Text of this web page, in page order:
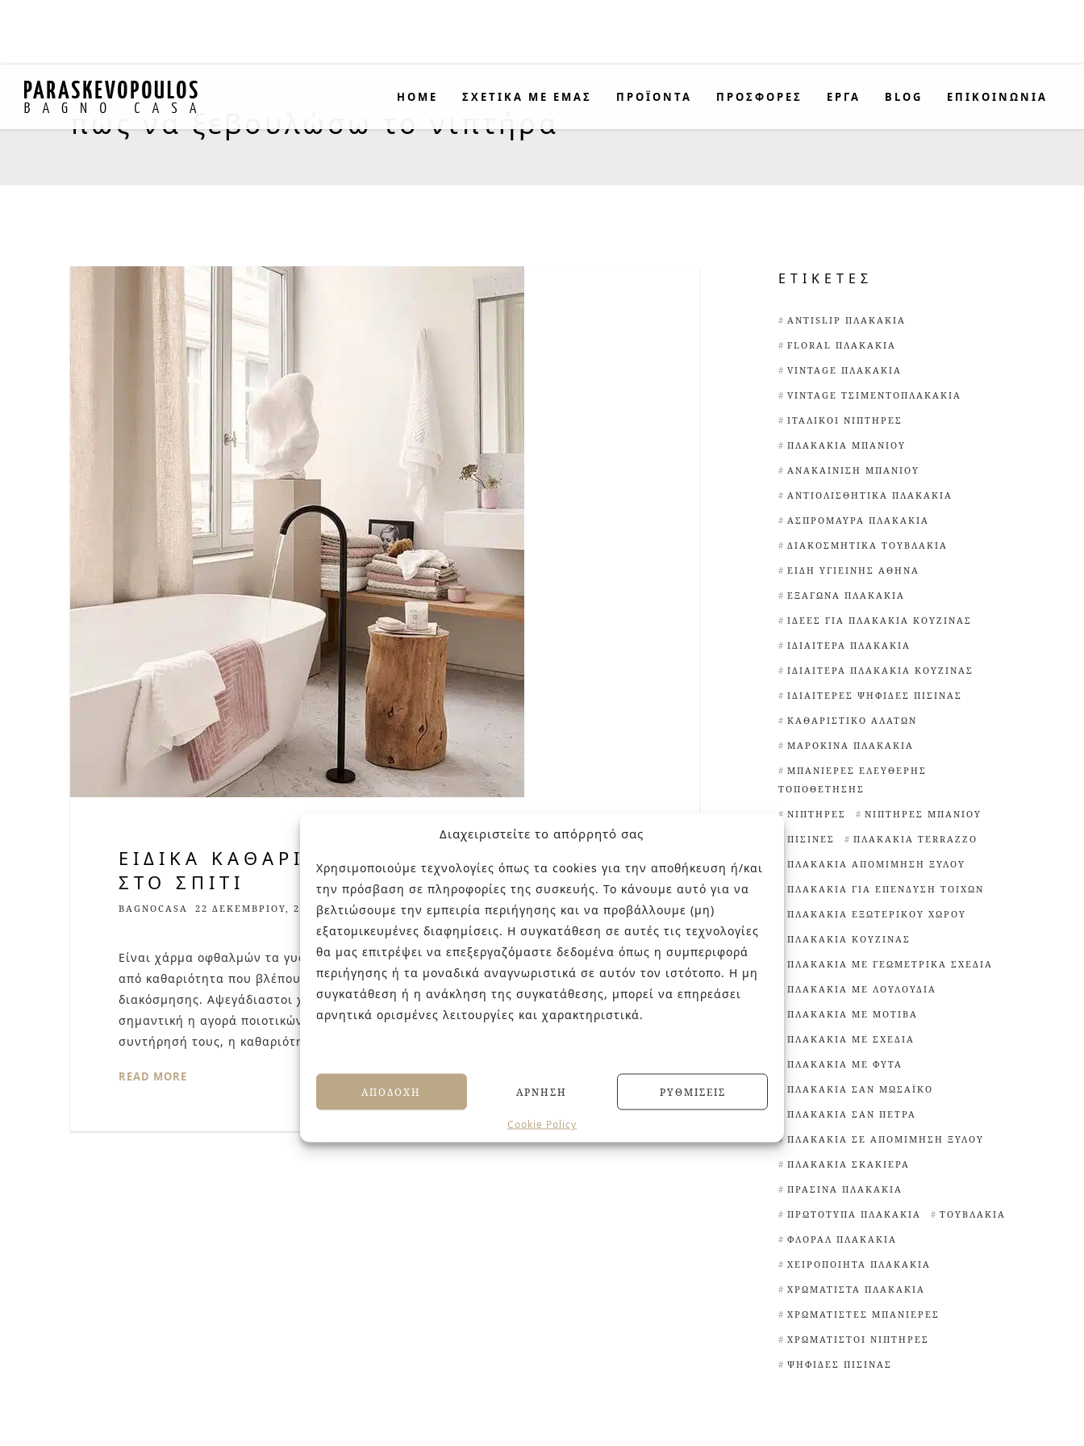
Διαχειριστείτε το απόρρητό σας
Χρησιμοποιούμε τεχνολογίες όπως τα cookies για την αποθήκευση ή/και
την πρόσβαση σε πληροφορίες της συσκευής. Το κάνουμε αυτό για να
βελτιώσουμε την εμπειρία περιήγησης και να προβάλλουμε (μη)
εξατομικευμένες διαφημίσεις. Η συγκατάθεση σε αυτές τις τεχνολογίες
θα μας επιτρέψει να επεξεργαζόμαστε δεδομένα όπως η συμπεριφορά
περιήγησης ή τα μοναδικά αναγνωριστικά σε αυτόν τον ιστότοπο. Η μη
συγκατάθεση ή η ανάκληση της συγκατάθεσης, μπορεί να επηρεάσει
αρνητικά ορισμένες λειτουργίες και χαρακτηριστικά.
ΑΠΟΔΟΧΉ ΆΡΝΗΣΗ ΡΥΘΜΊΣΕΙΣ
Cookie Policy
HOME ΣΧΕΤΙΚΑ ΜΕ ΕΜΑΣ ΠΡΟΪΟΝΤΑ ΠΡΟΣΦΟΡΈΣ ΕΡΓΑ BLOG ΕΠΙΚΟΙΝΩΝΊΑ
πώς να ξεβουλώσω το νιπτήρα
ΕΙΔΙΚΆ ΚΑΘΑΡΙΣΤΙΚΆ ΠΟΥ ΣΏΖΟΥΝ “ΖΩΈΣ”
ΣΤΟ ΣΠΊΤΙ
BAGNOCASA 22 ΔΕΚΕΜΒΡΊΟΥ, 2017 0
Είναι χάρμα οφθαλμών τα γυαλιστερά είδη υγιεινής και τα πλακάκια που λάμπουν
από καθαριότητα που βλέπουμε σε πολυτελή ξενοδοχεία ή σε περιοδικά
διακόσμησης. Αψεγάδιαστοι χώροι που εκπέμπουν φρεσκάδα. Δεν είναι όμως μονάχα
σημαντική η αγορά ποιοτικών προϊόντων γι΄αυτό το αποτέλεσμα αλλά και η
συντήρησή τους, η καθαριότητά τους με τα σωστά υλικά. Και επειδή, όπως…
READ MORE
ΕΤΙΚΈΤΕΣ
ANTISLIP ΠΛΑΚΆΚΙΑ
FLORAL ΠΛΑΚΆΚΙΑ
VINTAGE ΠΛΑΚΆΚΙΑ
VINTAGE ΤΣΙΜΕΝΤΟΠΛΑΚΆΚΙΑ
ΙΤΑΛΙΚΟΊ ΝΙΠΤΉΡΕΣ
ΠΛΑΚΆΚΙΑ ΜΠΆΝΙΟΥ
ΑΝΑΚΑΊΝΙΣΗ ΜΠΆΝΙΟΥ
ΑΝΤΙΟΛΙΣΘΗΤΙΚΆ ΠΛΑΚΆΚΙΑ
ΑΣΠΡΌΜΑΥΡΑ ΠΛΑΚΆΚΙΑ
ΔΙΑΚΟΣΜΗΤΙΚΆ ΤΟΥΒΛΆΚΙΑ
ΕΊΔΗ ΥΓΙΕΙΝΉΣ ΑΘΉΝΑ
ΕΞΆΓΩΝΑ ΠΛΑΚΆΚΙΑ
ΙΔΈΕΣ ΓΙΑ ΠΛΑΚΆΚΙΑ ΚΟΥΖΊΝΑΣ
ΙΔΙΑΊΤΕΡΑ ΠΛΑΚΆΚΙΑ
ΙΔΙΑΊΤΕΡΑ ΠΛΑΚΆΚΙΑ ΚΟΥΖΊΝΑΣ
ΙΔΙΑΊΤΕΡΕΣ ΨΗΦΊΔΕΣ ΠΙΣΊΝΑΣ
ΚΑΘΑΡΙΣΤΙΚΌ ΑΛΆΤΩΝ
ΜΑΡΟΚΙΝΆ ΠΛΑΚΆΚΙΑ
ΜΠΑΝΙΈΡΕΣ ΕΛΕΎΘΕΡΗΣ
ΤΟΠΟΘΈΤΗΣΗΣ
ΝΙΠΤΉΡΕΣ ΝΙΠΤΉΡΕΣ ΜΠΆΝΙΟΥ
ΠΙΣΊΝΕΣ ΠΛΑΚΆΚΙΑ TERRAZZO
ΠΛΑΚΆΚΙΑ ΑΠΟΜΊΜΗΣΗ ΞΎΛΟΥ
ΠΛΑΚΆΚΙΑ ΓΙΑ ΕΠΈΝΔΥΣΗ ΤΟΊΧΩΝ
ΠΛΑΚΆΚΙΑ ΕΞΩΤΕΡΙΚΟΎ ΧΏΡΟΥ
ΠΛΑΚΆΚΙΑ ΚΟΥΖΊΝΑΣ
ΠΛΑΚΆΚΙΑ ΜΕ ΓΕΩΜΕΤΡΙΚΆ ΣΧΈΔΙΑ
ΠΛΑΚΆΚΙΑ ΜΕ ΛΟΥΛΟΎΔΙΑ
ΠΛΑΚΆΚΙΑ ΜΕ ΜΟΤΊΒΑ
ΠΛΑΚΆΚΙΑ ΜΕ ΣΧΈΔΙΑ
ΠΛΑΚΆΚΙΑ ΜΕ ΦΥΤΆ
ΠΛΑΚΆΚΙΑ ΣΑΝ ΜΩΣΑΪΚΌ
ΠΛΑΚΆΚΙΑ ΣΑΝ ΠΈΤΡΑ
ΠΛΑΚΆΚΙΑ ΣΕ ΑΠΟΜΊΜΗΣΗ ΞΎΛΟΥ
ΠΛΑΚΆΚΙΑ ΣΚΑΚΙΈΡΑ
ΠΡΆΣΙΝΑ ΠΛΑΚΆΚΙΑ
ΠΡΩΤΌΤΥΠΑ ΠΛΑΚΆΚΙΑ ΤΟΥΒΛΆΚΙΑ
ΦΛΟΡΆΛ ΠΛΑΚΆΚΙΑ
ΧΕΙΡΟΠΟΊΗΤΑ ΠΛΑΚΆΚΙΑ
ΧΡΩΜΑΤΙΣΤΆ ΠΛΑΚΆΚΙΑ
ΧΡΩΜΑΤΙΣΤΈΣ ΜΠΑΝΙΈΡΕΣ
ΧΡΩΜΑΤΙΣΤΟΊ ΝΙΠΤΉΡΕΣ
ΨΗΦΊΔΕΣ ΠΙΣΊΝΑΣ